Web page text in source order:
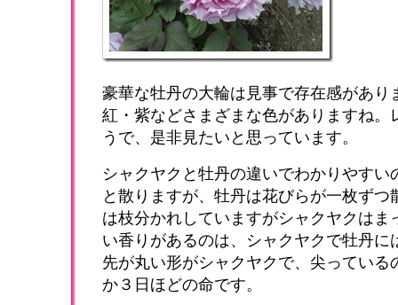
豪華な牡丹の大輪は見事で存在感があり
紅・紫などさまざまな色がありますね。
うで、是非見たいと思っています。
シャクヤクと牡丹の違いでわかりやすい
と散りますが、牡丹は花びらが一枚ず
は枝分かれしていますがシャクヤクはま
い香りがあるのは、シャクヤクで牡丹に
先が丸い形がシャクヤクで、尖っている
か３日ほどの命です。